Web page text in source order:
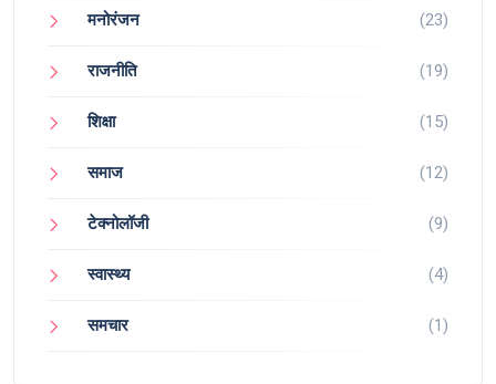
मनोरंजन (23)
राजनीति (19)
शिक्षा (15)
समाज (12)
टेक्नोलॉजी (9)
स्वास्थ्य (4)
समचार (1)